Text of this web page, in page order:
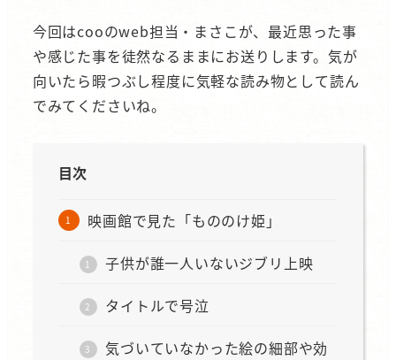
今回はcooのweb担当・まさこが、最近思った事
や感じた事を徒然なるままにお送りします。気が
向いたら暇つぶし程度に気軽な読み物として読ん
でみてくださいね。
目次
映画館で見た「もののけ姫」
子供が誰一人いないジブリ上映
タイトルで号泣
気づいていなかった絵の細部や効